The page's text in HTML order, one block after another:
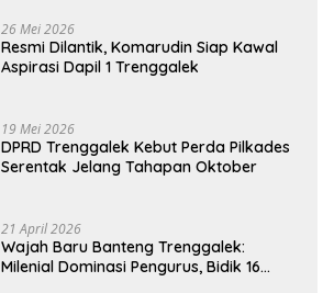
26 Mei 2026
Resmi Dilantik, Komarudin Siap Kawal
Aspirasi Dapil 1 Trenggalek
19 Mei 2026
DPRD Trenggalek Kebut Perda Pilkades
Serentak Jelang Tahapan Oktober
21 April 2026
Wajah Baru Banteng Trenggalek:
Milenial Dominasi Pengurus, Bidik 16